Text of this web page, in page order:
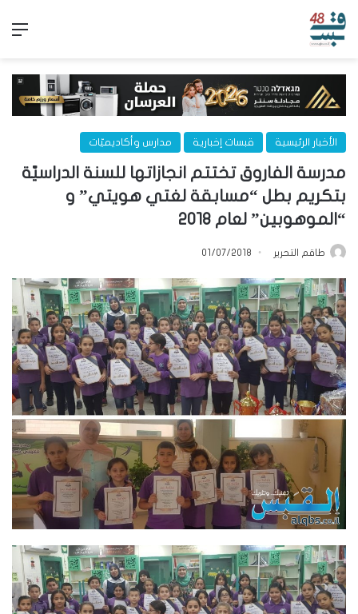
الأخبار الرئيسية قبسات إخبارية مدارس وأكاديميّات
مدرسة الفاروق تختتم انجازاتها للسنة الدراسيّة
بتكريم بطل “مسابقة لغتي هويتي” و
“الموهوبين” لعام ٢٠١٨
طاقم التحرير 01/07/2018